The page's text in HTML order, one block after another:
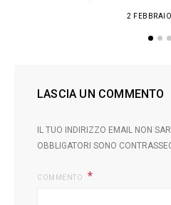
2
LASCIA UN COMMENTO
IL TUO INDIRIZZO EMAIL NON
OBBLIGATORI SONO
COMMENTO